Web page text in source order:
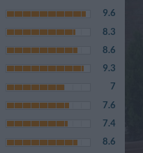
9.6
8.3
8.6
9.3
7
7.6
7.4
8.6